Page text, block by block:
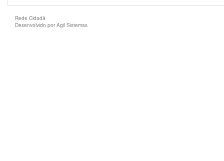
Rede Cidadã
Desenvolvido por Agil Sistemas